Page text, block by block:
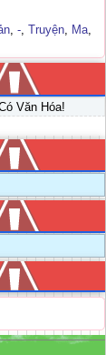
, -, Truyện, Ma,
Văn Hóa!